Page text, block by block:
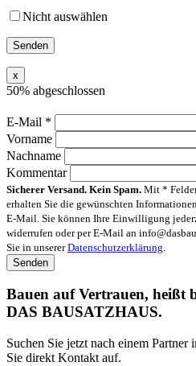
Nicht auswählen
x
50% abgeschlossen
E-Mail *
Vorname
Nachname
Kommentar
Sicherer Versand. Kein Spam. Mit *
erhalten Sie die gewünschten
E-Mail. Sie können Ihre Einwilligung
widerrufen oder per E-Mail an
Sie in unsererDatenschutzerklärung
Bauen auf Vertrauen, heißt
DAS BAUSATZHAUS.
Suchen Sie jetzt nach einem Partner
Sie direkt Kontakt auf.